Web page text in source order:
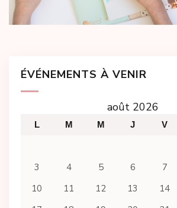
ÉVÉNEMENTS À VENIR
août 2026
L M M J V
3
4 5 6 7
10
11 12 13 14